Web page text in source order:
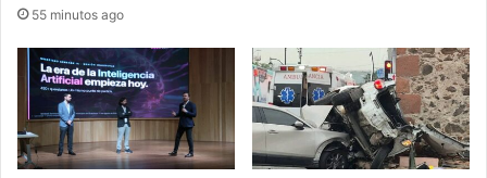
55 minutos ago